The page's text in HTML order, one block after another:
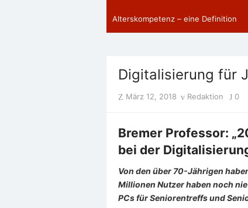
Alterskompetenz – eine Definition
Digitalisierung für
Posted
März 12, 2018 Author
Redaktion 0
Bremer Professor:
bei der
Von den über 70-Jährigen
Millionen Nutzer haben noch
PCs für Seniorentreffs und